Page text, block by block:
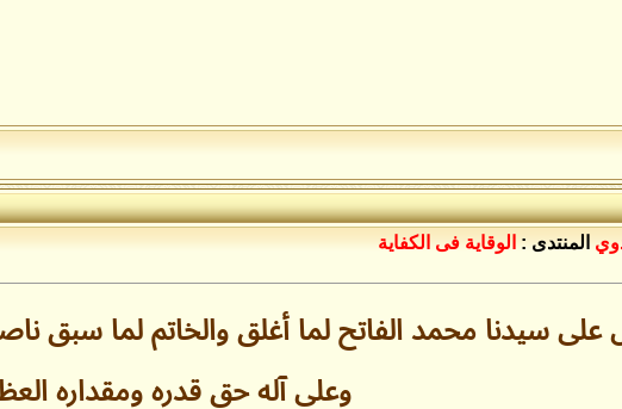
المنتدى : الوقاية فى الكفاية
سيدنا محمد الفاتح لما أغلق والخاتم لما سبق
وعلى آله حق قدره ومقداره